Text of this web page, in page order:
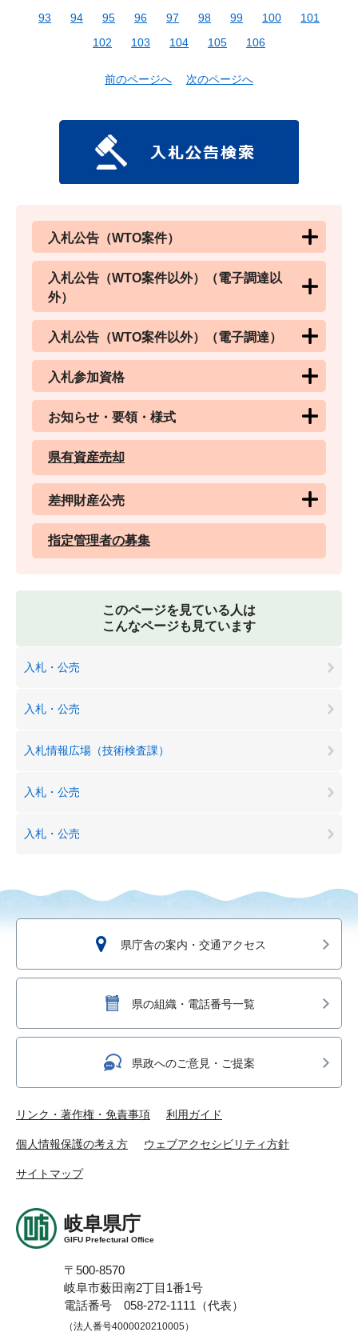
93
94 95 96 97 98 99 100
101
102
103 104 105 106
前のページへ 次のページへ
入札公告（WTO案件）
入札公告（WTO案件以外）（電子調達以
外）
入札公告（WTO案件以外）（電子調達）
入札参加資格
お知らせ・要領・様式
県有資産売却
差押財産公売
指定管理者の募集
このページを見ている人は
こんなページも見ています
入札・公売
入札・公売
入札情報広場（技術検査課）
入札・公売
入札・公売
県庁舎の案内・交通アクセス
県の組織・電話番号一覧
県政へのご意見・ご提案
リンク・著作権・免責事項 利用ガイド
個人情報保護の考え方 ウェブアクセシビリティ方針
サイトマップ
岐阜県庁
GIFU Prefectural Office
〒500-8570
岐阜市薮田南2丁目1番1号
電話番号 058-272-1111（代表）
（法人番号4000020210005）